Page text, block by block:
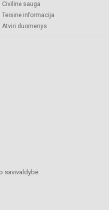
Civilinė sauga
Teisinė informacija
Atviri duomenys
savivaldybė